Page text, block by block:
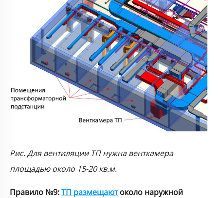
Рис. Для вентиляции ТП нужна венткамера
площадью около 15-20 кв.м.
Правило №9:ТП размещаютоколо наружной